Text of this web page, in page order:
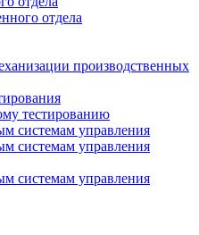
отдела
производственных
тестированию
системам управления
системам управления
системам управления